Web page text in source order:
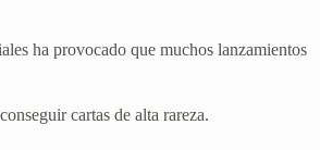
ha provocado que muchos lanzamientos
cartas de alta rareza.